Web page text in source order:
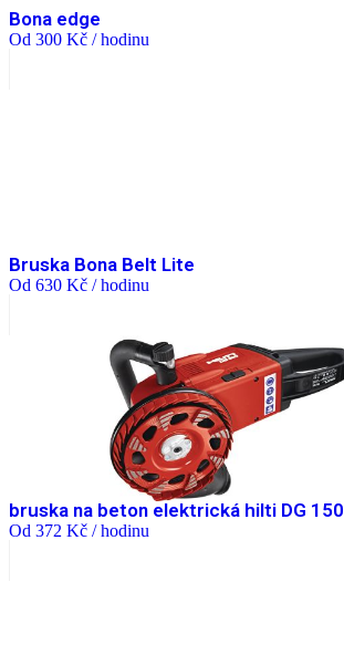
Bona edge
Od 300 Kč / hodinu
Bruska Bona Belt Lite
Od 630 Kč / hodinu
bruska na beton elektrická hilti DG 150
Od 372 Kč / hodinu